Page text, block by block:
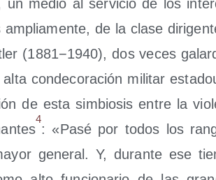
un medio al ser­vi­cio de los
amplia­men­te, de la cla­se
(1881−1940), dos veces
alta con­de­co­ra­ción mili­tar
de esta sim­bio­sis entre la
4
: «Pasé por todos los
gene­ral. Y, duran­te ese